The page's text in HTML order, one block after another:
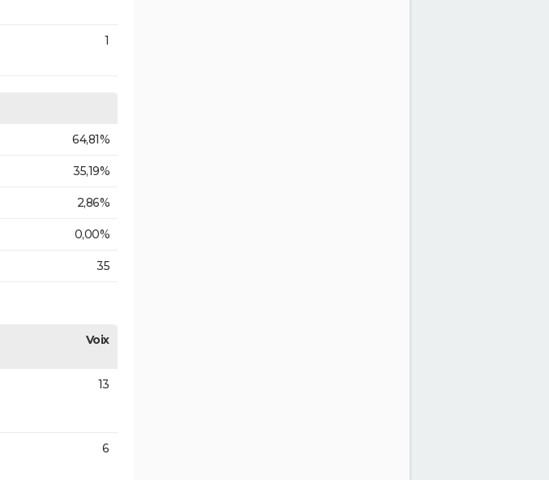
1
64,81%
35,19%
2,86%
0,00%
35
Voix
13
6